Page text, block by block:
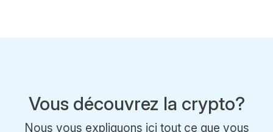
Vous découvrez la crypto?
Nous vous expliquons ici tout ce que vous